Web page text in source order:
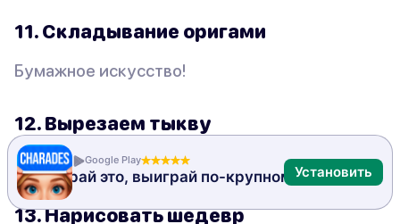
11. Складывание оригами
Бумажное искусство!
12. Вырезаем тыкву
Хэллоуин веселье!
13. Нарисовать шедевр
Google Play
Сыграй это, выиграй по-крупному! Установить